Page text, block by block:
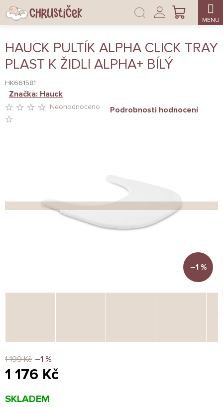
Přejít
na
obsah
NÁKUPNÍ
Přihlášení
HAUCK PULTÍK ALPHA CLICK TRAY
PLAST K ŽIDLI ALPHA+ BÍLÝ
HK661581
HVĚZDIČEK.
Neohodnoceno Podrobnosti hodnocení
Značka: Hauck
–1 %
1 199 Kč –1 %
1 176 Kč
cena:
SKLADEM